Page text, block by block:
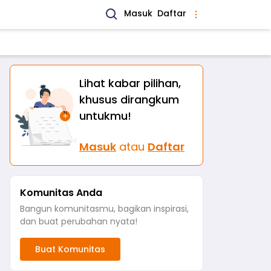
Masuk Daftar
Lihat kabar pilihan,
khusus dirangkum
untukmu!
Masuk atau Daftar
Komunitas Anda
Bangun komunitasmu, bagikan inspirasi,
dan buat perubahan nyata!
Buat Komunitas